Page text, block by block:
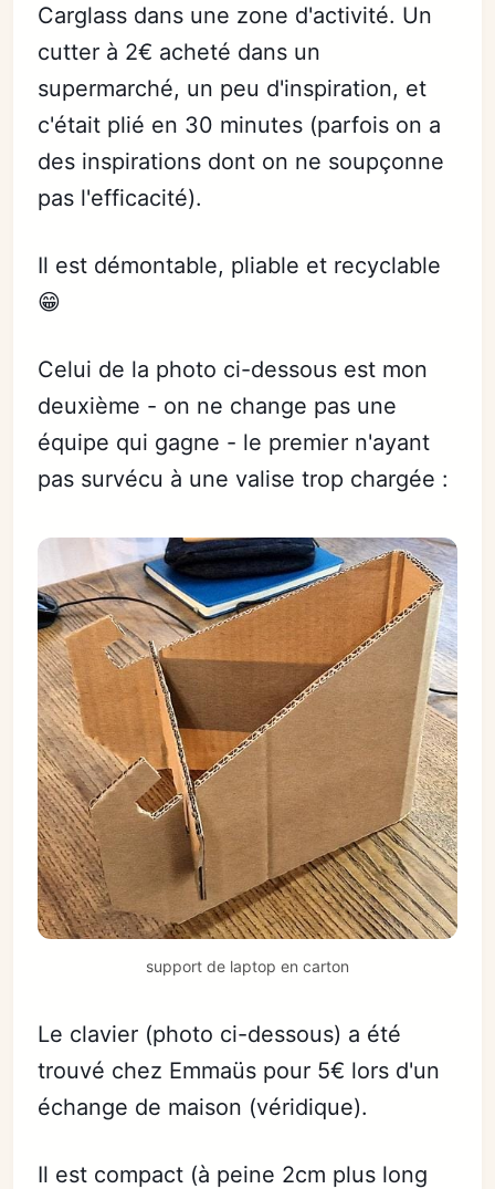
Carglass dans une zone d'activité. Un
cutter à 2€ acheté dans un
supermarché, un peu d'inspiration, et
c'était plié en 30 minutes (parfois on a
des inspirations dont on ne soupçonne
pas l'efficacité).
Il est démontable, pliable et recyclable
😁
Celui de la photo ci-dessous est mon
deuxième - on ne change pas une
équipe qui gagne - le premier n'ayant
pas survécu à une valise trop chargée :
support de laptop en carton
Le clavier (photo ci-dessous) a été
trouvé chez Emmaüs pour 5€ lors d'un
échange de maison (véridique).
Il est compact (à peine 2cm plus long